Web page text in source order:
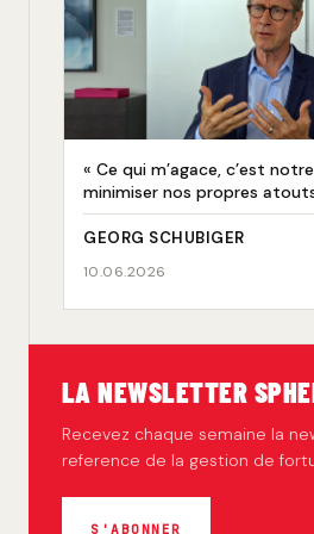
« Ce qui m’agace, c’est
minimiser nos propres
GEORG SCHUBIGER
10.06.2026
LA NEWSLETTER
Recevez chaque semaine la
reference de la gestion de
S'ABONNER